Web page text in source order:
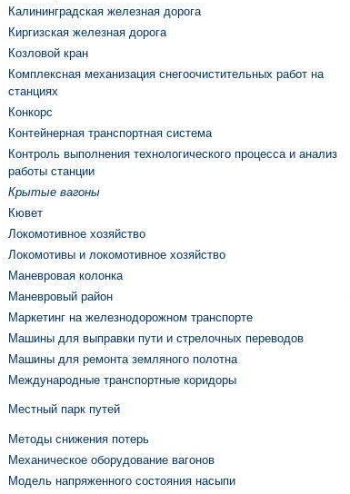
Калининградская железная дорога
Киргизская железная дорога
Козловой кран
Комплексная механизация снегоочистительных работ на
станциях
Конкорс
Контейнерная транспортная система
Контроль выполнения технологического процесса и анализ
работы станции
Крытые вагоны
Кювет
Локомотивное хозяйство
Локомотивы и локомотивное хозяйство
Маневровая колонка
Маневровый район
Маркетинг на железнодорожном транспорте
Машины для выправки пути и стрелочных переводов
Машины для ремонта земляного полотна
Международные транспортные коридоры
Местный парк путей
Методы снижения потерь
Механическое оборудование вагонов
Модель напряженного состояния насыпи